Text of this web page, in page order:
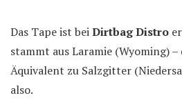
Das Tape ist beiDirtbag Distro
stammt aus Laramie (Wyoming) –
Äquivalent zu Salzgitter
also.